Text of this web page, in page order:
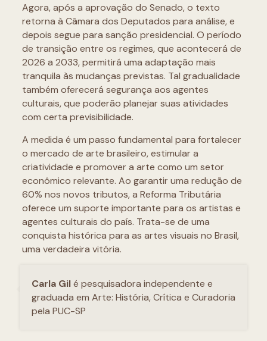
Agora, após a aprovação do Senado, o texto
retorna à Câmara dos Deputados para análise, e
depois segue para sanção presidencial. O período
de transição entre os regimes, que acontecerá de
2026 a 2033, permitirá uma adaptação mais
tranquila às mudanças previstas. Tal gradualidade
também oferecerá segurança aos agentes
culturais, que poderão planejar suas atividades
com certa previsibilidade.
A medida é um passo fundamental para fortalecer
o mercado de arte brasileiro, estimular a
criatividade e promover a arte como um setor
econômico relevante. Ao garantir uma redução de
60% nos novos tributos, a Reforma Tributária
oferece um suporte importante para os artistas e
agentes culturais do país. Trata-se de uma
conquista histórica para as artes visuais no Brasil,
uma verdadeira vitória.
Carla Gilé pesquisadora independente e
graduada em Arte: História, Crítica e Curadoria
pela PUC-SP